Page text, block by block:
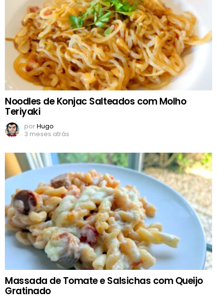
Noodles de Konjac Salteados com Molho
Teriyaki
porHugo
3 meses atrás
Massada de Tomate e Salsichas com Queijo
Gratinado